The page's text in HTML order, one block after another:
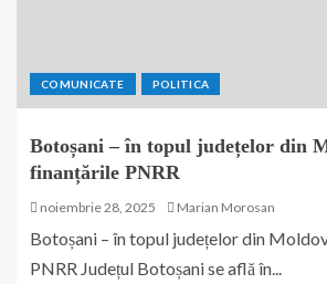
COMUNICATE POLITICA
Botoșani – în topul județelor din
finanțările PNRR
noiembrie 28, 2025 Marian Morosan
Botoșani – în topul județelor din
PNRR Județul Botoșani se află în...